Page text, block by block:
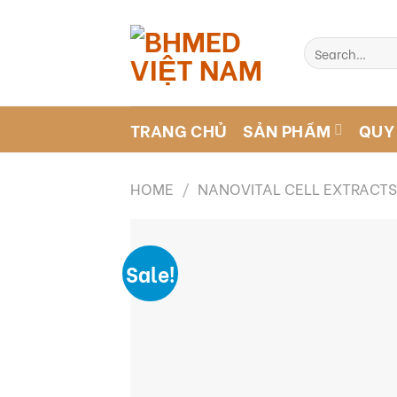
Search
for:
TRANG CHỦ SẢN PHẨM
HOME / NANOVITAL CELL EXTRACTS
Sale!